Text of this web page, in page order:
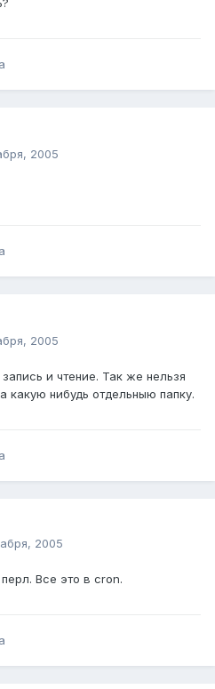
2005
2005
и чтение. Так же нельзя
какую нибудь отдельныю папку.
2005
Все это в cron.